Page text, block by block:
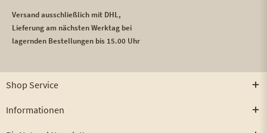
Versand ausschließlich mit DHL,
Lieferung am nächsten Werktag bei
lagernden Bestellungen bis 15.00 Uhr
Shop Service
Informationen